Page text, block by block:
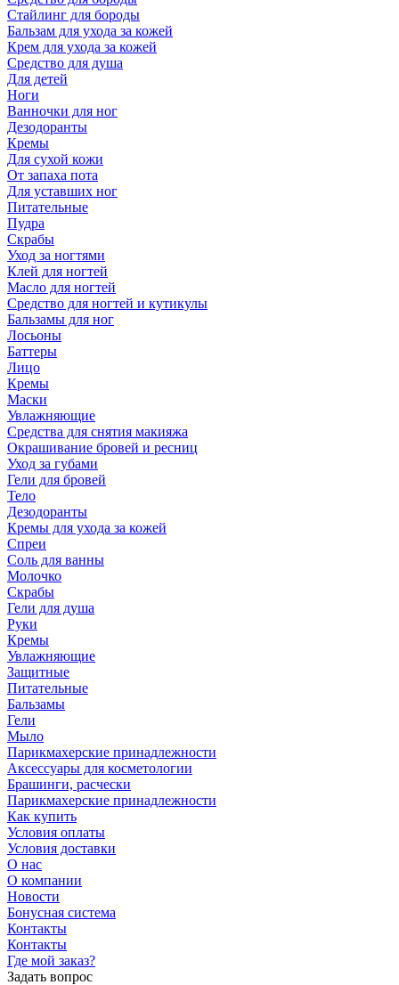
Стайлинг для бороды
Бальзам для ухода за кожей
Крем для ухода за кожей
Средство для душа
Для детей
Ноги
Ванночки для ног
Дезодоранты
Кремы
Для сухой кожи
От запаха пота
Для уставших ног
Питательные
Пудра
Скрабы
Уход за ногтями
Клей для ногтей
Масло для ногтей
Средство для ногтей и кутикулы
Бальзамы для ног
Лосьоны
Баттеры
Лицо
Кремы
Маски
Увлажняющие
Средства для снятия макияжа
Окрашивание бровей и ресниц
Уход за губами
Гели для бровей
Тело
Дезодоранты
Кремы для ухода за кожей
Спреи
Соль для ванны
Молочко
Скрабы
Гели для душа
Руки
Кремы
Увлажняющие
Защитные
Питательные
Бальзамы
Гели
Мыло
Парикмахерские принадлежности
Аксессуары для косметологии
Брашинги, расчески
Парикмахерские принадлежности
Как купить
Условия оплаты
Условия доставки
О нас
О компании
Новости
Бонусная система
Контакты
Контакты
Где мой заказ?
Задать вопрос